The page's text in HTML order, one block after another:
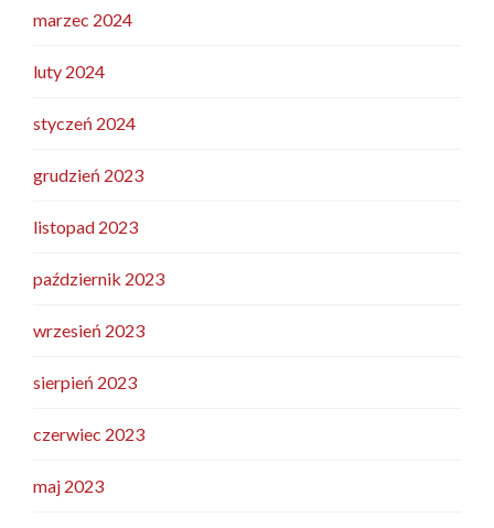
marzec 2024
luty 2024
styczeń 2024
grudzień 2023
listopad 2023
październik 2023
wrzesień 2023
sierpień 2023
czerwiec 2023
maj 2023